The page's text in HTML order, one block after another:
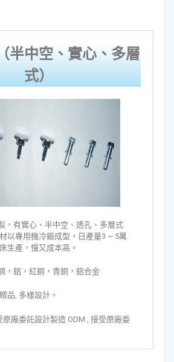
半中空、實心、多層
式）
，有實心、半中空、透孔、多層式
以專用機冷鍛成型，日產量3 ~ 5萬
生產，慢又成本高。
，鋁，紅銅，青銅，鋁合金
品, 多樣設計。
廠委託設計製造 ODM , 接受原廠委